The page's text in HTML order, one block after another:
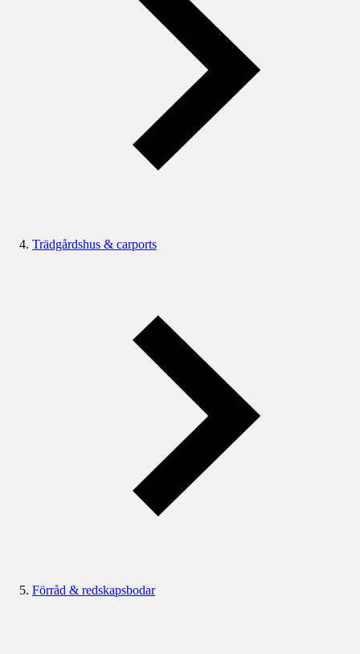
Trädgårdshus & carports
Förråd & redskapsbodar